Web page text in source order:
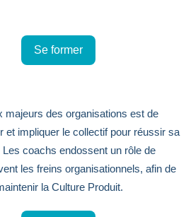
Se former
majeurs des organisations est de
et impliquer le collectif pour réussir sa
coachs endossent un rôle de
les freins organisationnels, afin de
la Culture Produit.